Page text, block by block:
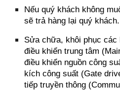
Nếu quý khách không
sẽ trả hàng lại quý khách.
Sửa chữa, khôi phục các
điều khiển trung tâm
điều khiển nguồn công
kích công suất (Gate
tiếp truyền thông